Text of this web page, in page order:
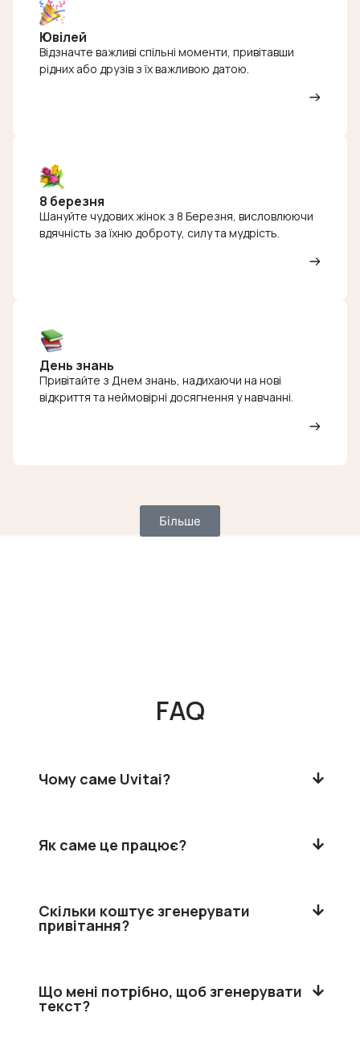
Ювілей
Відзначте важливі спільні моменти, привітавши
рідних або друзів з їх важливою датою.
8 березня
Шануйте чудових жінок з 8 Березня, висловлюючи
вдячність за їхню доброту, силу та мудрість.
День знань
Привітайте з Днем знань, надихаючи на нові
відкриття та неймовірні досягнення у навчанні.
Більше
FAQ
Чому саме Uvitai?
Як саме це працює?
Скільки коштує згенерувати
привітання?
Що мені потрібно, щоб згенерувати
текст?